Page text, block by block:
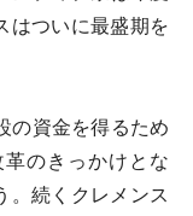
はついに最盛期を
の資金を得るため
のきっかけとな
。続くクレメンス